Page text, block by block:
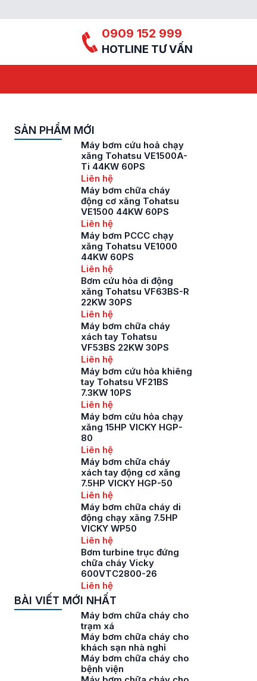
0909 152 999
HOTLINE TƯ VẤN
SẢN PHẨM MỚI
Máy bơm cứu hoả chạy
xăng Tohatsu VE1500A-
Ti 44KW 60PS
Liên hệ
Máy bơm chữa cháy
động cơ xăng Tohatsu
VE1500 44KW 60PS
Liên hệ
Máy bơm PCCC chạy
xăng Tohatsu VE1000
44KW 60PS
Liên hệ
Bơm cứu hỏa di động
xăng Tohatsu VF63BS-R
22KW 30PS
Liên hệ
Máy bơm chữa cháy
xách tay Tohatsu
VF53BS 22KW 30PS
Liên hệ
Máy bơm cứu hỏa khiêng
tay Tohatsu VF21BS
7.3KW 10PS
Liên hệ
Máy bơm cứu hỏa chạy
xăng 15HP VICKY HGP-
80
Liên hệ
Máy bơm chữa cháy
xách tay động cơ xăng
7.5HP VICKY HGP-50
Liên hệ
Máy bơm chữa cháy di
động chạy xăng 7.5HP
VICKY WP50
Liên hệ
Bơm turbine trục đứng
chữa cháy Vicky
600VTC2800-26
Liên hệ
BÀI VIẾT MỚI NHẤT
Máy bơm chữa cháy cho
trạm xá
Máy bơm chữa cháy cho
khách sạn nhà nghỉ
Máy bơm chữa cháy cho
bệnh viện